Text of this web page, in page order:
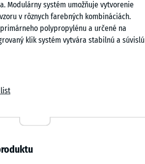
Modulárny systém umožňuje vytvorenie
v rôznych farebných kombináciách.
polypropylénu a určené na
klik systém vytvára stabilnú a súvislú
voda je odvádzaná otvorenou
rýchle vysychanie podlahy. Odvetraná
primárneho polypropylénu s
vlastnosťami. Nepoužívajú sa